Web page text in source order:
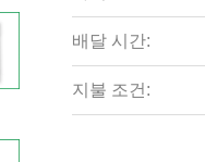
배달 시간:
지불 조건: